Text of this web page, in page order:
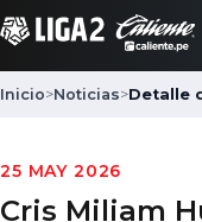
Inicio
Inicio>Noticias>Detalle
25 MAY 2026
Cris Miliam